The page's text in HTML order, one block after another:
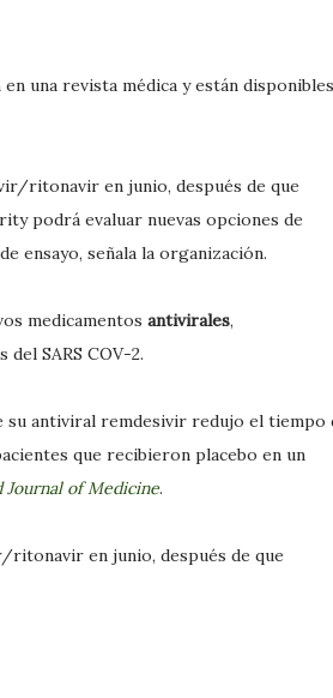
una revista médica y están disponibles
ritonavir en junio, después de que
podrá evaluar nuevas opciones de
ensayo, señala la organización.
medicamentos antivirales,
SARS COV-2.
su antiviral remdesivir redujo el tiempo
que recibieron placebo en un
Journal of Medicine.
ritonavir en junio, después de que